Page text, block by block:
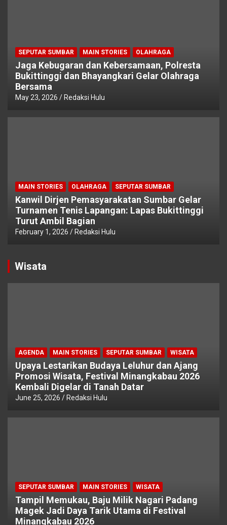
SEPUTAR SUMBAR MAIN STORIES OLAHRAGA
Jaga Kebugaran dan Kebersamaan, Polresta
Bukittinggi dan Bhayangkari Gelar Olahraga
Bersama
May 23, 2026 Redaksi Hulu
MAIN STORIES OLAHRAGA SEPUTAR SUMBAR
Kanwil Dirjen Pemasyarakatan Sumbar Gelar
Turnamen Tenis Lapangan: Lapas Bukittinggi
Turut Ambil Bagian
February 1, 2026 Redaksi Hulu
Wisata
AGENDA MAIN STORIES SEPUTAR SUMBAR WISATA
Upaya Lestarikan Budaya Leluhur dan Ajang
Promosi Wisata, Festival Minangkabau 2026
Kembali Digelar di Tanah Datar
June 25, 2026 Redaksi Hulu
SEPUTAR SUMBAR MAIN STORIES WISATA
Tampil Memukau, Baju Milik Nagari Padang
Magek Jadi Daya Tarik Utama di Festival
Minangkabau 2026